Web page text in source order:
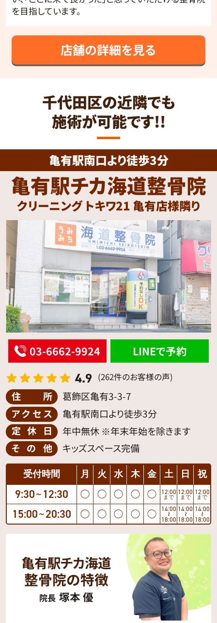
を目指しています。
店舗の詳細を見る
千代田区の近隣でも
施術が可能です!!
亀有駅南口より徒歩3分
亀有駅チカ海道整骨院
クリーニング トキワ21 亀有店様隣り
4.9 (262件のお客様の声)
住所
葛飾区亀有3-3-7
アクセス
亀有駅南口より徒歩3分
定休日
年中無休 ※年末年始を除きます
その他
キッズスペース完備
03-6662-9924 LINEで予約
受付時間 月 火 水 木 金 土 日 祝
9:30 〜 12:30 ◯ ◯ ◯ ◯ ◯ 12:00
まで
12:00
まで
12:00
まで
15:00 〜 20:30 ◯ ◯ ◯ ◯ ◯ 14:00
〜
18:00
14:00
〜
18:00
14:00
〜
18:00
亀有駅チカ海道
整骨院の特徴
院長 塚本 優